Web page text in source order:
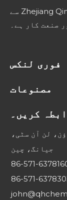
Zhejiang Qinghong New Material Co., Ltd. 1980 سے
صنعت کار ہے۔
فوری لنکس
مصنوعات
کریں۔
لن آن سٹی،
جیانگ، چین